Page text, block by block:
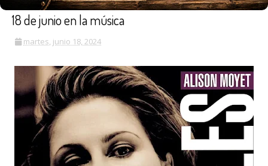
18 de junio en la música
martes, junio 18, 2024